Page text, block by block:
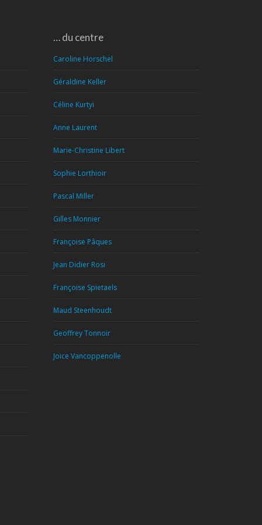
… du centre
Caroline Horschel
Géraldine Keller
Céline Kurtyi
Anne Laurent
Marie-Christine Libert
Sophie Lorthioir
Pascal Miller
Gilles Monnier
Françoise Pâques
Jean Didier Rosi
Françoise Spietaels
Maud Steenhoudt
Geoffrey Tonnoir
Joice Vancoppenolle